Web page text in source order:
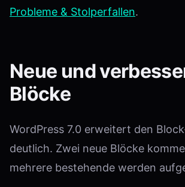
Probleme & Stolperfallen.
Neue und
Blöcke
WordPress 7.0 erweitert den
deutlich. Zwei neue Blöcke
mehrere bestehende werden